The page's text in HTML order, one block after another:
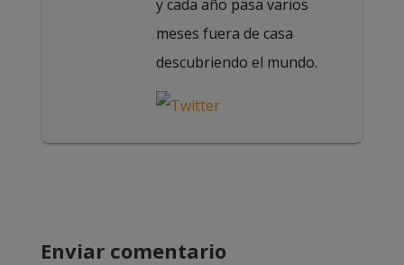
y cada año pasa varios
meses fuera de casa
descubriendo el mundo.
Enviar comentario